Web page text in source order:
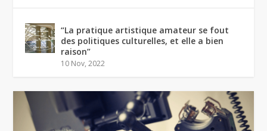
“La pratique artistique amateur se fout
des politiques culturelles, et elle a bien
raison”
10 Nov, 2022